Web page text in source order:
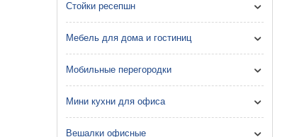
Стойки ресепшн
Мебель для дома и гостиниц
Мобильные перегородки
Мини кухни для офиса
Вешалки офисные